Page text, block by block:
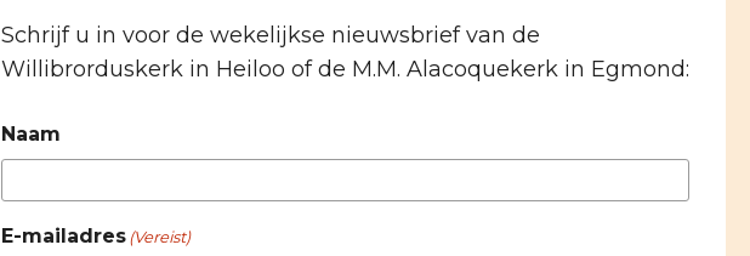
Schrijf u in voor de wekelijkse nieuwsbrief van de
Willibrorduskerk in Heiloo of de M.M. Alacoquekerk in Egmond:
Naam
E-mailadres(Vereist)